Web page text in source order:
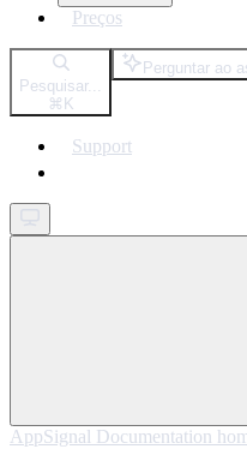
Preços
Pesquisar...
⌘ K
Perguntar ao
Support
AppSignal Documentation